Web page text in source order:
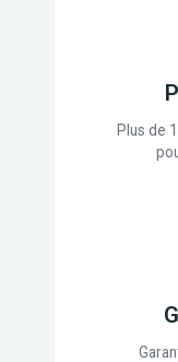
Plus de